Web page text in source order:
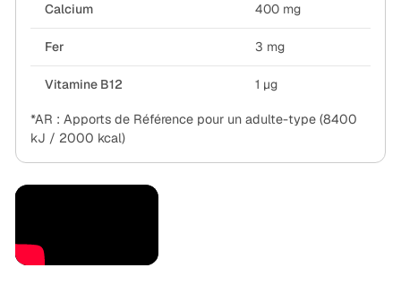
Calcium 400 mg
Fer 3 mg
Vitamine B12 1 µg
*AR : Apports de Référence pour un adulte-type (8400
kJ / 2000 kcal)